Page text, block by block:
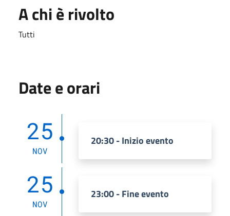
A chi è rivolto
Tutti
Date e orari
25
NOV
20:30 - Inizio evento
25
NOV
23:00 - Fine evento